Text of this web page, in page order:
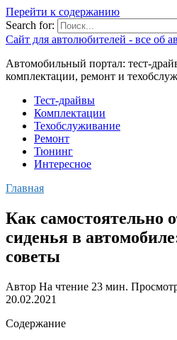
Перейти к содержанию
Search for:
Сайт для автолюбителей - все об
Автомобильный портал: тест-
комплектации, ремонт и
Тест-драйвы
Комплектации
Техобслуживание
Ремонт
Тюнинг
Интересное
Главная
Как самостоятельно
сиденья в
советы
Автор На чтение 23 мин.
20.02.2021
Содержание